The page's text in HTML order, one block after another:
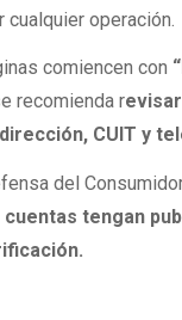
operación.
comiencen con
recomienda r
CUIT y
del
cuentas tengan